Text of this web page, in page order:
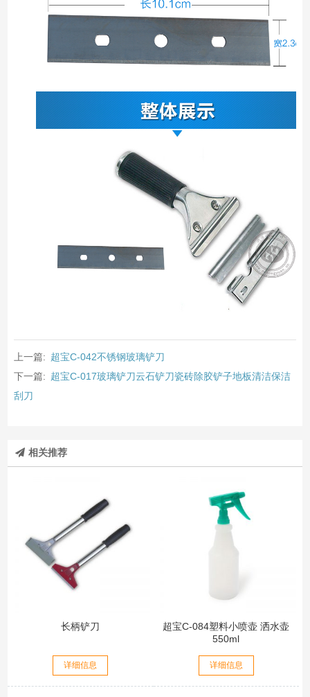
上一篇: 超宝C-042不锈钢玻璃铲刀
下一篇: 超宝C-017玻璃铲刀云石铲刀瓷砖除胶铲子地板清洁保洁
刮刀
相关推荐
长柄铲刀
详细信息
超宝C-084塑料小喷壶 洒水壶
550ml
详细信息